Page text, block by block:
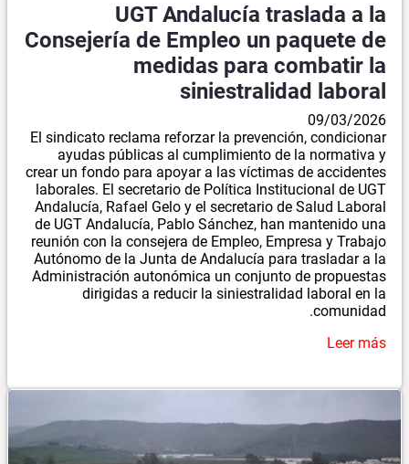
UGT Andalucía traslada a la
Consejería de Empleo un paquete de
medidas para combatir la
siniestralidad laboral
09/03/2026
El sindicato reclama reforzar la prevención, condicionar
ayudas públicas al cumplimiento de la normativa y
crear un fondo para apoyar a las víctimas de accidentes
laborales. El secretario de Política Institucional de UGT
Andalucía, Rafael Gelo y el secretario de Salud Laboral
de UGT Andalucía, Pablo Sánchez, han mantenido una
reunión con la consejera de Empleo, Empresa y Trabajo
Autónomo de la Junta de Andalucía para trasladar a la
Administración autonómica un conjunto de propuestas
dirigidas a reducir la siniestralidad laboral en la
comunidad.
Leer más